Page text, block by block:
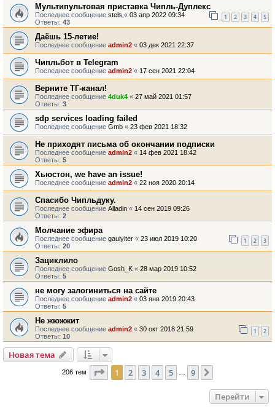
Мультипультовая приставка Чипль-Дуплекс
Последнее сообщение stels « 03 апр 2022 09:34
Ответы: 43
1 2 3 4 5
Даёшь 15-летие!
Последнее сообщение admin2 « 03 дек 2021 22:37
Чипльбот в Telegram
Последнее сообщение admin2 « 17 сен 2021 22:04
Верните ТГ-канал!
Последнее сообщение 4duk4 « 27 май 2021 01:57
Ответы: 3
sdp services loading failed
Последнее сообщение Gmb « 23 фев 2021 18:32
Не приходят письма об окончании подписки
Последнее сообщение admin2 « 14 фев 2021 18:42
Ответы: 5
Хьюстон, we have an issue!
Последнее сообщение admin2 « 22 ноя 2020 20:14
Спасибо Чипльдуку.
Последнее сообщение Alladin « 14 сен 2019 09:26
Ответы: 2
Молчание эфира
Последнее сообщение gaulyiter « 23 июл 2019 10:20
Ответы: 20
1 2 3
Зациклило
Последнее сообщение Gosh_K « 28 мар 2019 10:52
Ответы: 5
не могу залогиниться на сайте
Последнее сообщение admin2 « 03 янв 2019 20:43
Ответы: 5
Не жюжжит
Последнее сообщение admin2 « 30 окт 2018 21:59
Ответы: 10
1 2
Новая тема
206 тем Страница из
1 2 3 4 5 9
Перейти